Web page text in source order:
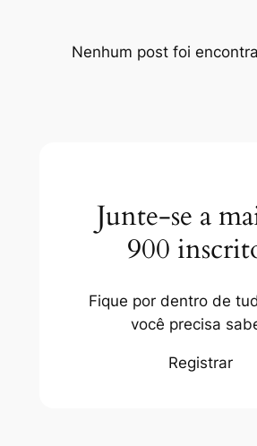
Nenhum post foi
Junte-se a
900
Fique por dentro de
você precisa
Registrar